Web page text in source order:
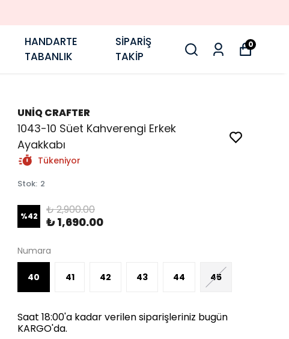
HANDARTE
TABANLIK
SİPARİŞ
TAKİP
0
UNİQ CRAFTER
1043-10 Süet Kahverengi Erkek
Ayakkabı
Tükeniyor
Stok: 2
%42 ₺ 2,900.00
₺ 1,690.00
Numara
40 41 42 43 44 45
Saat 18:00'a kadar verilen siparişleriniz bugün
KARGO'da.